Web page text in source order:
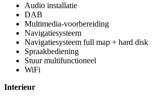
Audio installatie
DAB
Multimedia-voorbereiding
Navigatiesysteem
Navigatiesysteem full map + hard disk
Spraakbediening
Stuur multifunctioneel
WiFi
Interieur